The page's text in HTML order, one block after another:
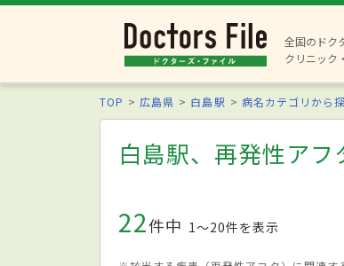
全国のドク
クリニック
TOP 広島県 白島駅 病名カテゴリから
白島駅、再発性アフ
22件中 1〜20件を表示